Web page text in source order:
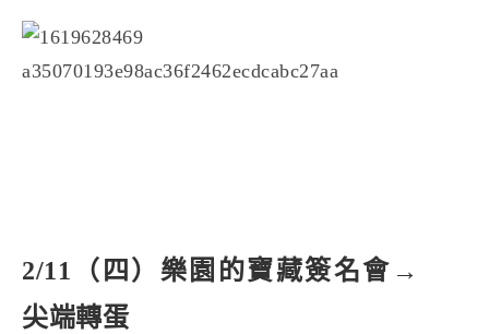
2/11（四）樂園的寶藏簽名會→
尖端轉蛋